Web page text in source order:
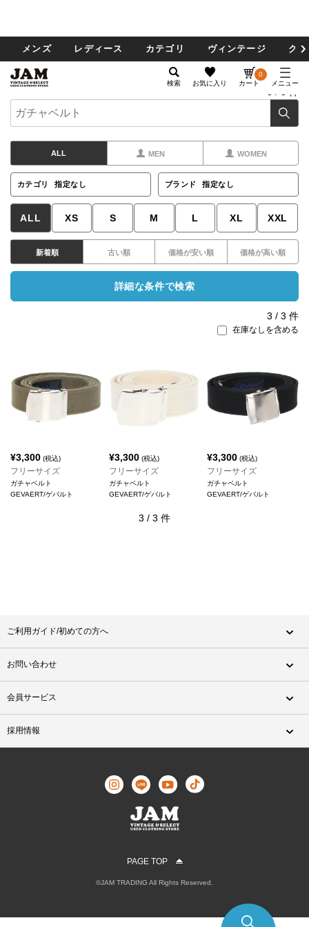
検索 お気に入り カート
0
メニュー
メンズ レディース カテゴリ ヴィンテージ グ
ALL MEN WOMEN
カテゴリ 指定なし ブランド 指定なし
ALL XS S M L XL XXL
新着順 古い順 価格が安い順 価格が高い順
詳細な条件で検索
3 / 3 件
在庫なしを含める
¥3,300 (税込)
フリーサイズ
ガチャベルト
GEVAERT/ゲバルト
¥3,300(税込)
フリーサイズ
ガチャベルト
GEVAERT/ゲバルト
¥3,300 (税込)
フリーサイズ
ガチャベルト
GEVAERT/ゲバルト
3 / 3 件
ご利用ガイド/初めての方へ
お問い合わせ
会員サービス
採用情報
PAGE TOP
©JAM TRADING All Rights Reserved.